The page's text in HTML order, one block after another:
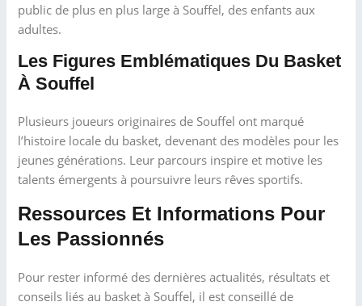
public de plus en plus large à Souffel, des enfants aux
adultes.
Les Figures Emblématiques Du Basket
À Souffel
Plusieurs joueurs originaires de Souffel ont marqué
l’histoire locale du basket, devenant des modèles pour les
jeunes générations. Leur parcours inspire et motive les
talents émergents à poursuivre leurs rêves sportifs.
Ressources Et Informations Pour
Les Passionnés
Pour rester informé des dernières actualités, résultats et
conseils liés au basket à Souffel, il est conseillé de